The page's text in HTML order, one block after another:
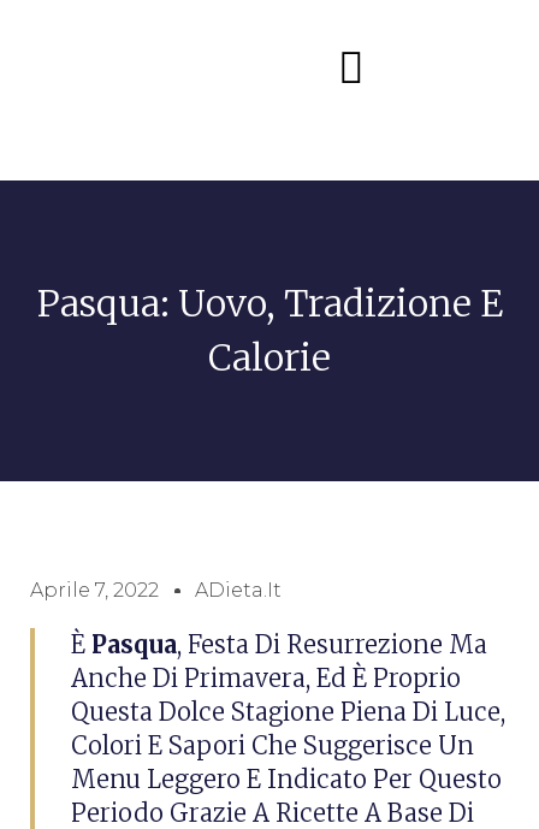
Pasqua: Uovo, Tradizione E
Calorie
Aprile 7, 2022 ADieta.it
È Pasqua, Festa Di Resurrezione Ma
Anche Di Primavera, Ed È Proprio
Questa Dolce Stagione Piena Di Luce,
Colori E Sapori Che Suggerisce Un
Menu Leggero E Indicato Per Questo
Periodo Grazie A Ricette A Base Di